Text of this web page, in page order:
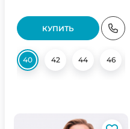
КУПИТЬ
40 42 44 46